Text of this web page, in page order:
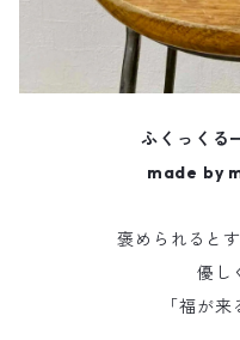
ふくっくる
made by
褒められると
優し
「福が